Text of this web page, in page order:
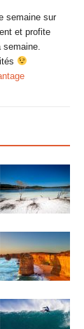
semaine sur
et profite
semaine.